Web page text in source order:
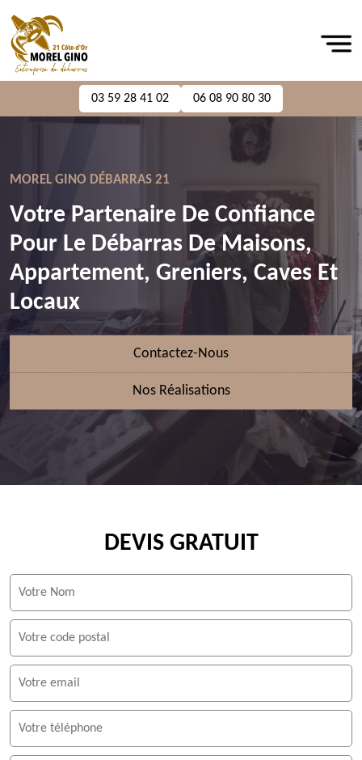
03 59 28 41 02 06 08 90 80 30
MOREL GINO DÉBARRAS 21
Votre Partenaire De Confiance
Pour Le Débarras De Maisons,
Appartement, Greniers, Caves Et
Locaux
Contactez-Nous
Nos Réalisations
DEVIS GRATUIT